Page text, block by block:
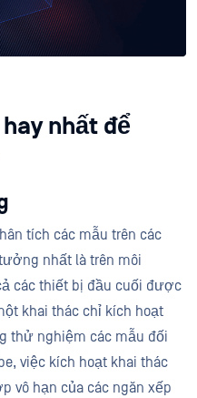
nhất để
tích các mẫu trên các
nhất là trên môi
các thiết bị đầu cuối được
khai thác chỉ kích hoạt
thử nghiệm các mẫu đối
việc kích hoạt khai thác
vô hạn của các ngăn xếp